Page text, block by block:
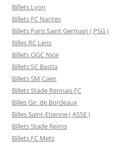
Billets Lyon
Billets FC Nantes
Billets Paris Saint Germain ( PSG )
Billes RC Lens
Billets OGC Nice
Billets SC Bastia
Billets SM Caen
Billets Stade Rennais FC
Billes Gir. de Bordeaux
Billes Saint-Etienne ( ASSE )
Billets Stade Reims
Billets FC Metz